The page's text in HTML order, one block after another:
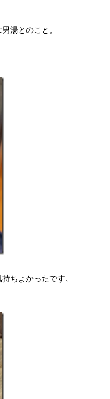
湯とのこと。
ちよかったです。